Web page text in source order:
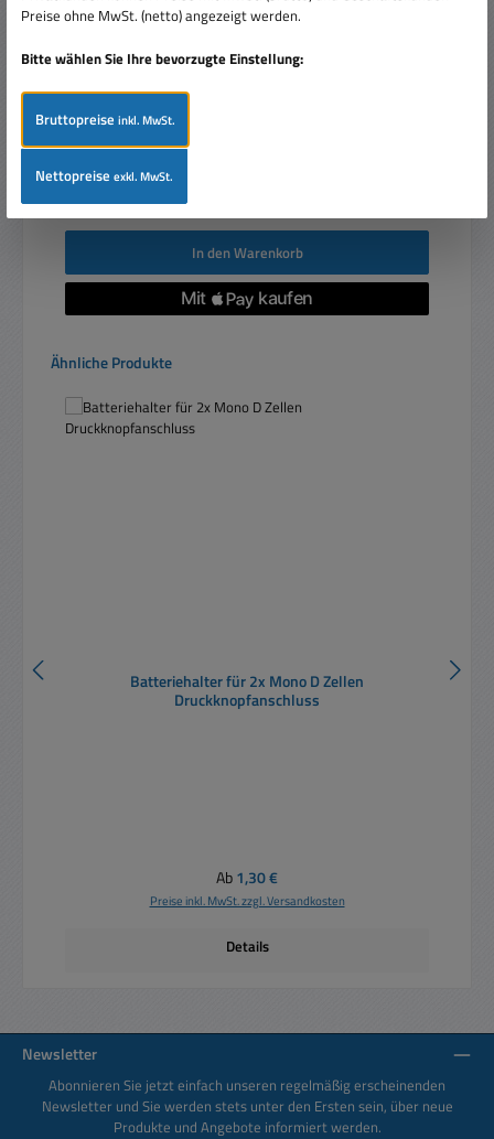
Verkaufspreis:
23,95 €
Preise inkl. MwSt. zzgl. Versandkosten
In den Warenkorb
Produktgalerie überspringen
Ähnliche Produkte
Batteriehalter für 2x Mono D Zellen
Druckknopfanschluss
Regulärer Preis:
Ab1,30 €
Preise inkl. MwSt. zzgl. Versandkosten
Details
Newsletter
Abonnieren Sie jetzt einfach unseren regelmäßig erscheinenden
Newsletter und Sie werden stets unter den Ersten sein, über neue
Produkte und Angebote informiert werden.
Preise ohne MwSt. (netto) angezeigt werden.
Bitte wählen Sie Ihre bevorzugte Einstellung:
Bruttopreiseinkl. MwSt.
Nettopreiseexkl. MwSt.